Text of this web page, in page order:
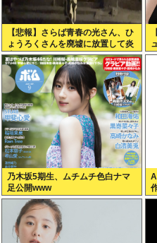
【悲報】さらば青春の光さん、ひ
ょうろくさんを廃墟に放置して炎
上www
乃木坂5期生、ムチムチ色白ナマ
足公開www